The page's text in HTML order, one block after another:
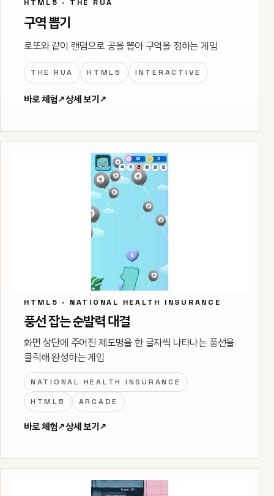
HTML5 · THE RUA
구역 뽑기
로또와 같이 랜덤으로 공을 뽑아 구역을 정하는 게임
THE RUA HTML5 INTERACTIVE
바로 체험↗상세 보기↗
HTML5 · NATIONAL HEALTH INSURANCE
풍선 잡는 순발력 대결
화면 상단에 주어진 제도명을 한 글자씩 나타나는 풍선을
클릭해 완성하는 게임
NATIONAL HEALTH INSURANCE
HTML5
ARCADE
바로 체험↗상세 보기↗